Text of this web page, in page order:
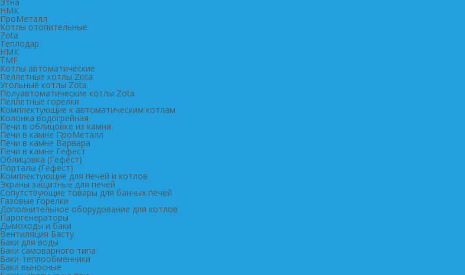
НМК
ПроМеталл
Котлы отопительные
Zota
Теплодар
НМК
TMF
Котлы автоматические
Пеллетные котлы Zota
Угольные котлы Zota
Полуавтоматические котлы Zota
Пеллетные горелки
Комплектующие к автоматическим котлам
Колонка водогрейная
Печи в облицовке из камня
Печи в камне ПроМеталл
Печи в камне Варвара
Печи в камне Гефест
Облицовка (Гефест)
Порталы (Гефест)
Комплектующие для печей и котлов
Экраны защитные для печей
Сопутствующие товары для банных печей
Газовые горелки
Дополнительное оборудование для котлов
Парогенераторы
Дымоходы и баки
Вентиляция Басту
Баки для воды
Баки самоварного типа
Баки-теплообменники
Баки выносные